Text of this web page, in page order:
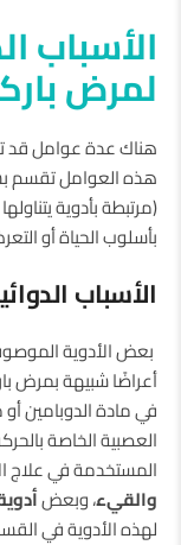
الأسباب
لمرض
هناك عدة عوامل قد
هذه العوامل تقسم
(مرتبطة بأدوية
بأسلوب الحياة أو
الأسباب
بعض الأدوية
أعراضًا شبيهة بمرض
في مادة الدوبامين
العصبية الخاصة
المستخدمة في علاج
والقيء، وبعض
لهذه الأدوية في